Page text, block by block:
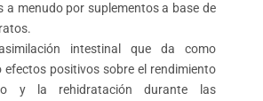
​​a menudo por suplementos a base de
intestinal que da como
efectos positivos sobre el rendimiento
y la rehidratación durante las